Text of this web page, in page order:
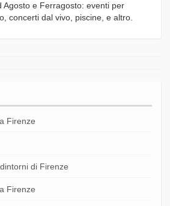
Agosto e Ferragosto: eventi per
concerti dal vivo, piscine, e altro.
Firenze
di Firenze
Firenze